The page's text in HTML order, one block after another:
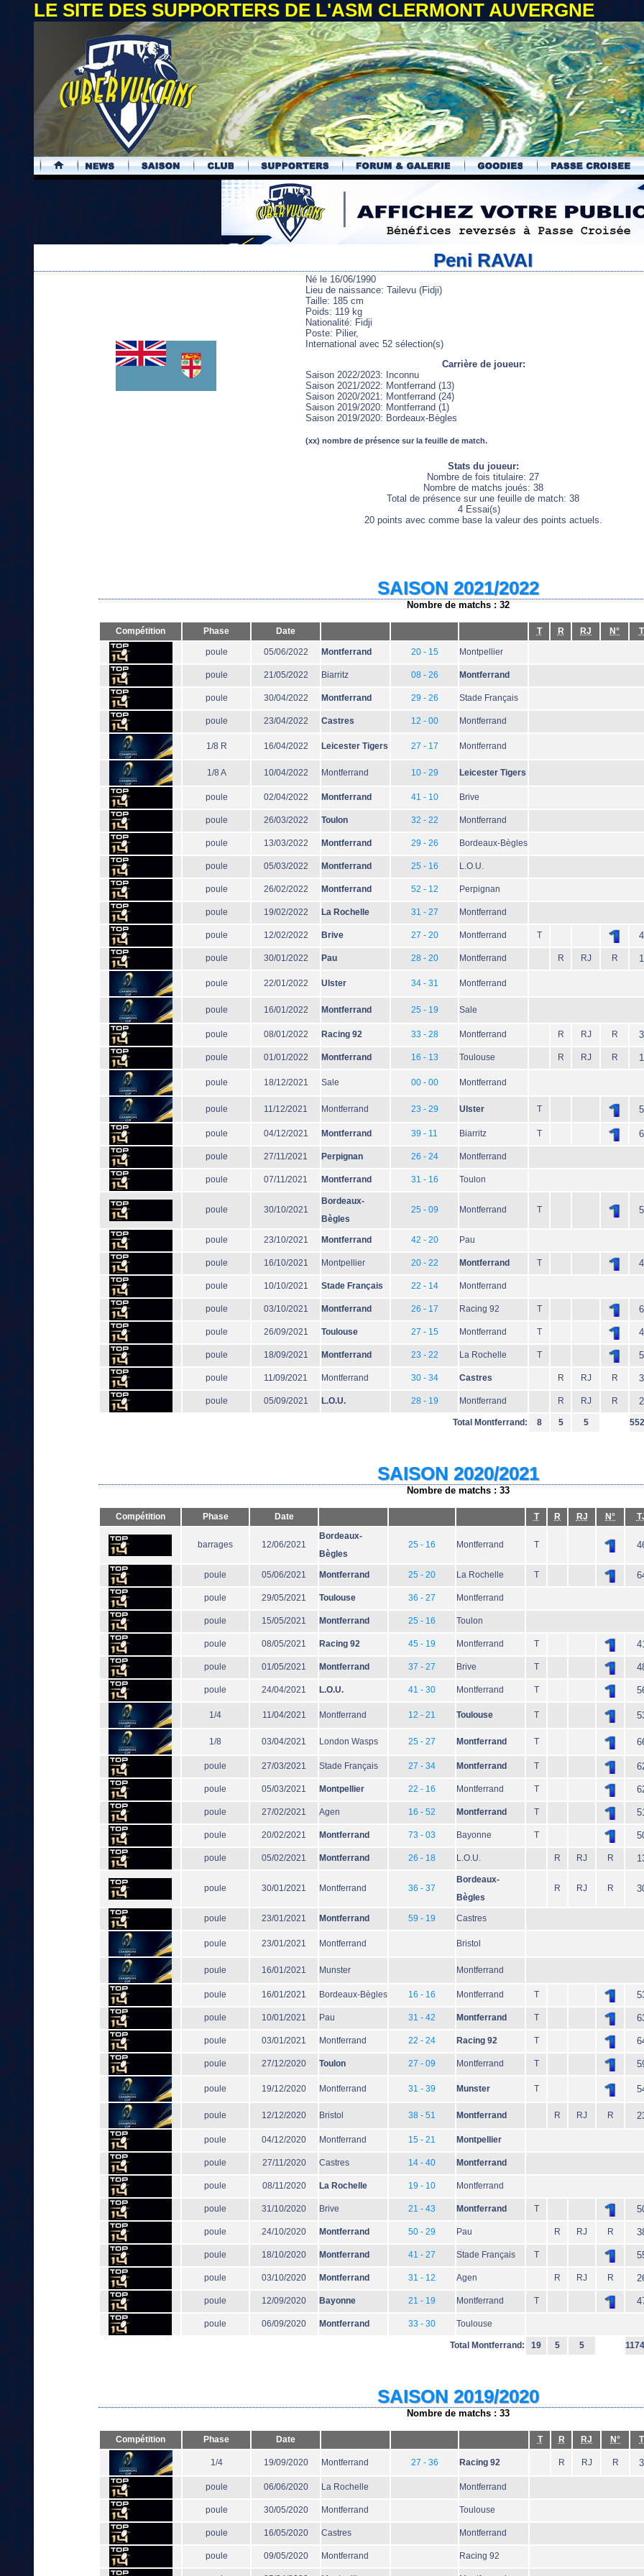
LE SITE DES SUPPORTERS DE L'ASM CLERMONT AUVERGNE
.
Peni RAVAI
Né le 16/06/1990
Lieu de naissance: Tailevu (Fidji)
Taille: 185 cm
Poids: 119 kg
Nationalité: Fidji
Poste: Pilier,
International avec 52 sélection(s)
Carrière de joueur:
Saison 2022/2023: Inconnu
Saison 2021/2022: Montferrand (13)
Saison 2020/2021: Montferrand (24)
Saison 2019/2020: Montferrand (1)
Saison 2019/2020: Bordeaux-Bègles
(xx) nombre de présence sur la feuille de match.
Stats du joueur:
Nombre de fois titulaire: 27
Nombre de matchs joués: 38
Total de présence sur une feuille de match: 38
4 Essai(s)
20 points avec comme base la valeur des points actuels.
SAISON 2021/2022
Nombre de matchs : 32
Compétition Phase Date T R RJ N°
poule 05/06/2022 Montferrand 20 - 15 Montpellier
poule 21/05/2022 Biarritz 08 - 26 Montferrand
poule 30/04/2022 Montferrand 29 - 26 Stade Français
poule 23/04/2022 Castres 12 - 00 Montferrand
1/8 R 16/04/2022 Leicester Tigers 27 - 17 Montferrand
1/8 A 10/04/2022 Montferrand 10 - 29 Leicester Tigers
poule 02/04/2022 Montferrand 41 - 10 Brive
poule 26/03/2022 Toulon 32 - 22 Montferrand
poule 13/03/2022 Montferrand 29 - 26 Bordeaux-Bègles
poule 05/03/2022 Montferrand 25 - 16 L.O.U.
poule 26/02/2022 Montferrand 52 - 12 Perpignan
poule 19/02/2022 La Rochelle 31 - 27 Montferrand
poule 12/02/2022 Brive 27 - 20 Montferrand T
poule 30/01/2022 Pau 28 - 20 Montferrand R RJ R
poule 22/01/2022 Ulster 34 - 31 Montferrand
poule 16/01/2022 Montferrand 25 - 19 Sale
poule 08/01/2022 Racing 92 33 - 28 Montferrand R RJ R
poule 01/01/2022 Montferrand 16 - 13 Toulouse R RJ R
poule 18/12/2021 Sale 00 - 00 Montferrand
poule 11/12/2021 Montferrand 23 - 29 Ulster T
poule 04/12/2021 Montferrand 39 - 11 Biarritz T
poule 27/11/2021 Perpignan 26 - 24 Montferrand
poule 07/11/2021 Montferrand 31 - 16 Toulon
poule 30/10/2021
Bordeaux-
Bègles
25 - 09 Montferrand T
poule 23/10/2021 Montferrand 42 - 20 Pau
poule 16/10/2021 Montpellier 20 - 22 Montferrand T
poule 10/10/2021 Stade Français 22 - 14 Montferrand
poule 03/10/2021 Montferrand 26 - 17 Racing 92 T
poule 26/09/2021 Toulouse 27 - 15 Montferrand T
poule 18/09/2021 Montferrand 23 - 22 La Rochelle T
poule 11/09/2021 Montferrand 30 - 34 Castres R RJ R
poule 05/09/2021 L.O.U. 28 - 19 Montferrand R RJ R
Total Montferrand: 8 5 5
SAISON 2020/2021
Nombre de matchs : 33
Compétition Phase Date T R RJ N°
barrages 12/06/2021
Bordeaux-
Bègles
25 - 16 Montferrand T
poule 05/06/2021 Montferrand 25 - 20 La Rochelle T
poule 29/05/2021 Toulouse 36 - 27 Montferrand
poule 15/05/2021 Montferrand 25 - 16 Toulon
poule 08/05/2021 Racing 92 45 - 19 Montferrand T
poule 01/05/2021 Montferrand 37 - 27 Brive T
poule 24/04/2021 L.O.U. 41 - 30 Montferrand T
1/4 11/04/2021 Montferrand 12 - 21 Toulouse T
1/8 03/04/2021 London Wasps 25 - 27 Montferrand T
poule 27/03/2021 Stade Français 27 - 34 Montferrand T
poule 05/03/2021 Montpellier 22 - 16 Montferrand T
poule 27/02/2021 Agen 16 - 52 Montferrand T
poule 20/02/2021 Montferrand 73 - 03 Bayonne T
poule 05/02/2021 Montferrand 26 - 18 L.O.U. R RJ R
poule 30/01/2021 Montferrand 36 - 37
Bordeaux-
Bègles
R RJ R
poule 23/01/2021 Montferrand 59 - 19 Castres
poule 23/01/2021 Montferrand Bristol
poule 16/01/2021 Munster Montferrand
poule 16/01/2021 Bordeaux-Bègles 16 - 16 Montferrand T
poule 10/01/2021 Pau 31 - 42 Montferrand T
poule 03/01/2021 Montferrand 22 - 24 Racing 92 T
poule 27/12/2020 Toulon 27 - 09 Montferrand T
poule 19/12/2020 Montferrand 31 - 39 Munster T
poule 12/12/2020 Bristol 38 - 51 Montferrand R RJ R
poule 04/12/2020 Montferrand 15 - 21 Montpellier
poule 27/11/2020 Castres 14 - 40 Montferrand
poule 08/11/2020 La Rochelle 19 - 10 Montferrand
poule 31/10/2020 Brive 21 - 43 Montferrand T
poule 24/10/2020 Montferrand 50 - 29 Pau R RJ R
poule 18/10/2020 Montferrand 41 - 27 Stade Français T
poule 03/10/2020 Montferrand 31 - 12 Agen R RJ R
poule 12/09/2020 Bayonne 21 - 19 Montferrand T
poule 06/09/2020 Montferrand 33 - 30 Toulouse
Total Montferrand: 19 5 5
SAISON 2019/2020
Nombre de matchs : 33
Compétition Phase Date T R RJ N°
1/4 19/09/2020 Montferrand 27 - 36 Racing 92 R RJ R
poule 06/06/2020 La Rochelle Montferrand
poule 30/05/2020 Montferrand Toulouse
poule 16/05/2020 Castres Montferrand
poule 09/05/2020 Montferrand Racing 92